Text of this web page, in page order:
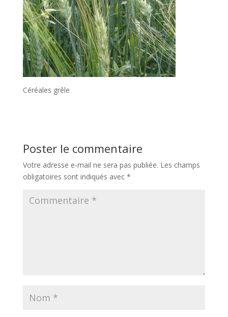
Céréales grêle
Poster le commentaire
Votre adresse e-mail ne sera pas publiée. Les champs
obligatoires sont indiqués avec *